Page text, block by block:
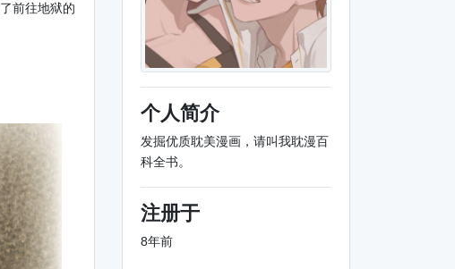
前往地狱的
个人简介
发掘优质耽美漫画，请叫我耽漫百
科全书。
注册于
8年前